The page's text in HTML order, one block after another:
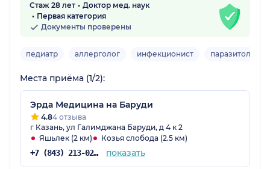
Стаж 28 лет
Доктор мед. наук
Первая категория
Документы проверены
педиатр аллерголог инфекционист паразитолог
Места приёма (1/2):
Эрда Медицина на Баруди
4.84 отзыва
г Казань, ул Галимджана Баруди, д 4 к 2
Яшьлек (2 км)
Козья слобода (2.5 км)
+7 (843) 213-02-71 показать